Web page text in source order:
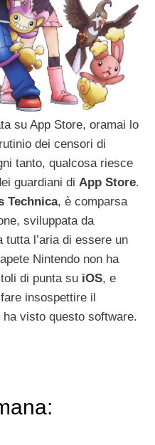
su App Store, oramai lo
dei censori di
tanto, qualcosa riesce
guardiani di App Store.
Technica, è comparsa
sviluppata da
tutta l’aria di essere un
Nintendo non ha
di punta su iOS, e
insospettire il
ha visto questo software.